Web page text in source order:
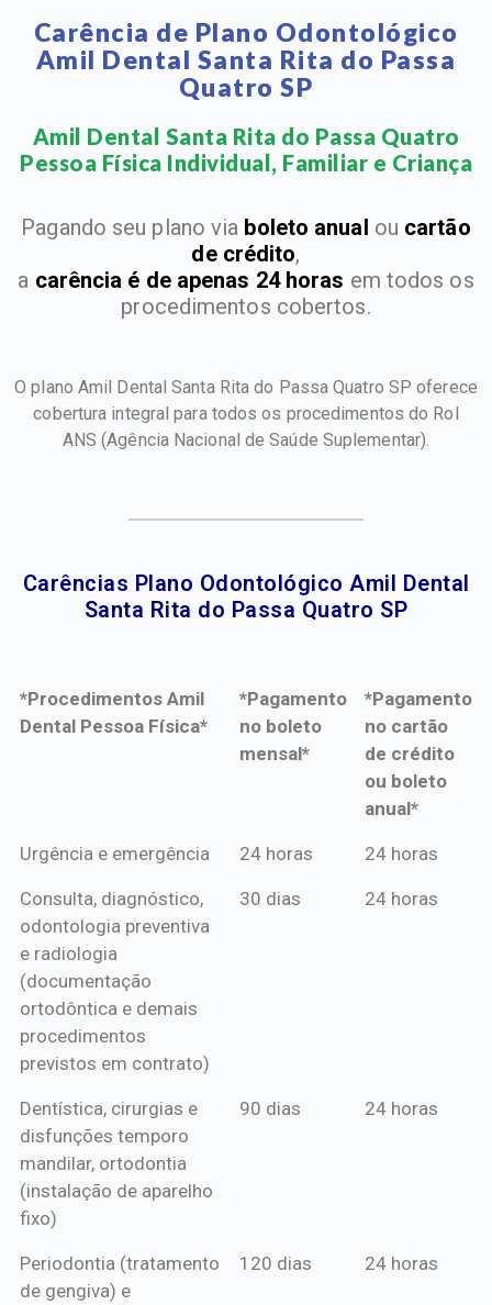
Carência de Plano Odontológico
Amil Dental Santa Rita do Passa
Quatro SP
Amil Dental Santa Rita do Passa Quatro
Pessoa Física Individual, Familiar e Criança​
Pagando seu plano via boleto anual ou cartão
de crédito,
a carência é de apenas 24 horas em todos os
procedimentos cobertos.
O plano Amil Dental Santa Rita do Passa Quatro SP oferece
cobertura integral para todos os procedimentos do Rol
ANS(Agência Nacional de Saúde Suplementar).
Carências Plano Odontológico Amil Dental
Santa Rita do Passa Quatro SP​
*Procedimentos Amil
Dental Pessoa Física*
*Pagamento
no boleto
mensal*
*Pagamento
no cartão
de crédito
ou boleto
anual*
*Procedimentos Amil
*Pagamento
mensal*
*Pagamento
de crédito
Urgência e emergência 24 horas 24 horas
Consulta, diagnóstico,
odontologia preventiva
e radiologia
(documentação
ortodôntica e demais
procedimentos
previstos em contrato)
30 dias 24 horas
Dentística, cirurgias e
disfunções temporo
mandilar, ortodontia
(instalação de aparelho
fixo)
90 dias 24 horas
Periodontia (tratamento
de gengiva) e
120 dias 24 horas